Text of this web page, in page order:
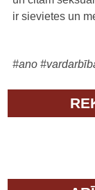
ir sievietes un
#ano